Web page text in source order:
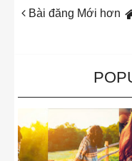
Bài đăng Mới hơn